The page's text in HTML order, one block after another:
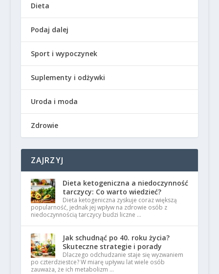
Dieta
Podaj dalej
Sport i wypoczynek
Suplementy i odżywki
Uroda i moda
Zdrowie
ZAJRZYJ
Dieta ketogeniczna a niedoczynność
tarczycy: Co warto wiedzieć?
Dieta ketogeniczna zyskuje coraz większą
popularność, jednak jej wpływ na zdrowie osób z
niedoczynnością tarczycy budzi liczne …
Jak schudnąć po 40. roku życia?
Skuteczne strategie i porady
Dlaczego odchudzanie staje się wyzwaniem
po czterdziestce? W miarę upływu lat wiele osób
zauważa, że ich metabolizm …